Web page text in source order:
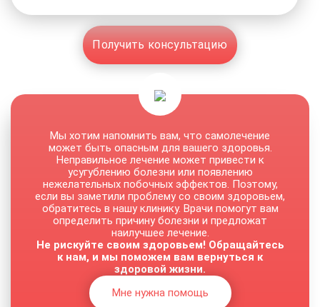
Получить консультацию
Мы хотим напомнить вам, что самолечение
может быть опасным для вашего здоровья.
Неправильное лечение может привести к
усугублению болезни или появлению
нежелательных побочных эффектов. Поэтому,
если вы заметили проблему со своим здоровьем,
обратитесь в нашу клинику. Врачи помогут вам
определить причину болезни и предложат
наилучшее лечение.
Не рискуйте своим здоровьем! Обращайтесь
к нам, и мы поможем вам вернуться к
здоровой жизни.
Мне нужна помощь